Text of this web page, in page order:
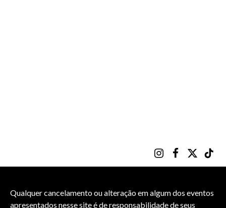
InstagramFacebook
X
(Twitter)
Qualquer cancelamento ou alteração em algum dos eventos
apresentados nesse site é de responsabilidade de seus